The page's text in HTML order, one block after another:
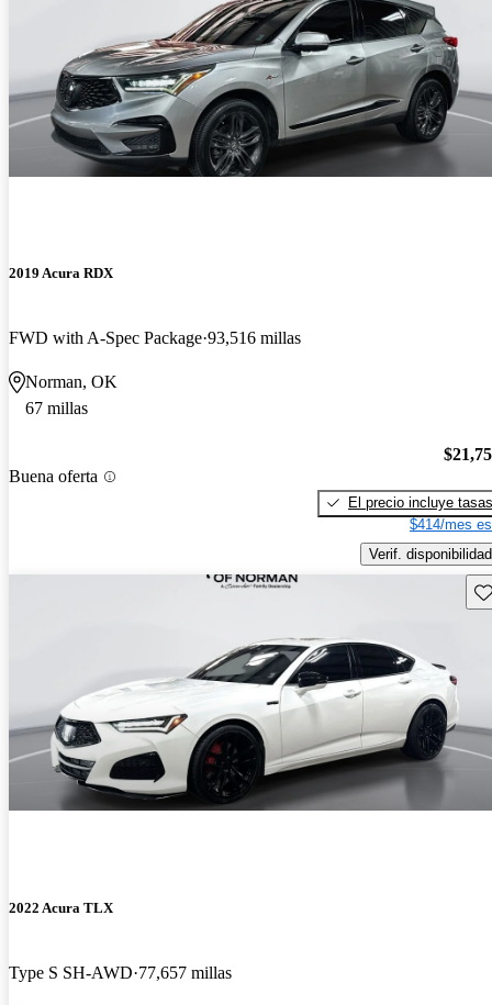
2019 Acura RDX
FWD with A-Spec Package 93,516 millas
Norman, OK
67 millas
Buena oferta
El precio incluye tasas
$414/mes
Verif. disponibilidad
2022 Acura TLX
Type S SH-AWD 77,657 millas